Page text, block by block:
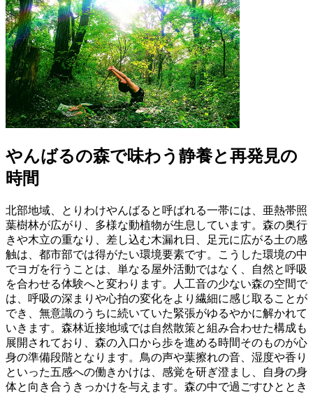
やんばるの森で味わう静養と再発見の
時間
北部地域、とりわけやんばると呼ばれる一帯には、亜熱帯照
葉樹林が広がり、多様な動植物が生息しています。森の奥行
きや木立の重なり、差し込む木漏れ日、足元に広がる土の感
触は、都市部では得がたい環境要素です。こうした環境の中
でヨガを行うことは、単なる屋外活動ではなく、自然と呼吸
を合わせる体験へと変わります。人工音の少ない森の空間で
は、呼吸の深まりや心拍の変化をより繊細に感じ取ることが
でき、無意識のうちに続いていた緊張がゆるやかに解かれて
いきます。森林近接地域では自然散策と組み合わせた構成も
展開されており、森の入口から歩を進める時間そのものが心
身の準備段階となります。鳥の声や葉擦れの音、湿度や香り
といった五感への働きかけは、感覚を研ぎ澄まし、自身の身
体と向き合うきっかけを与えます。森の中で過ごすひととき